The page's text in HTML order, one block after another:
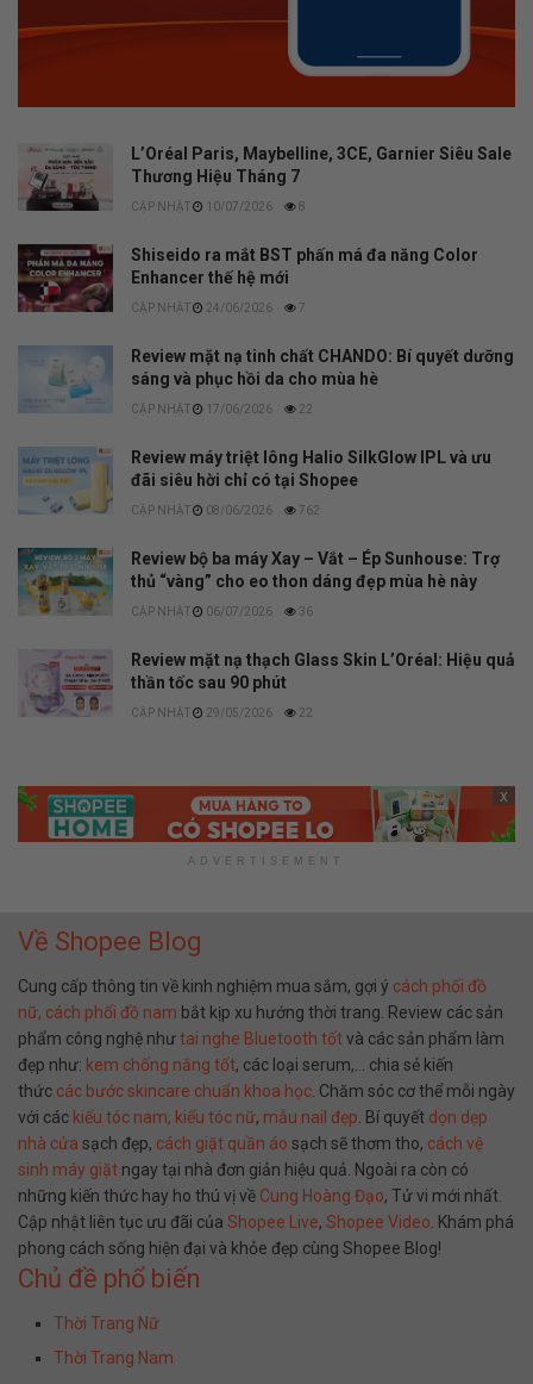
L’Oréal Paris, Maybelline, 3CE, Garnier Siêu Sale
Thương Hiệu Tháng 7
10/07/2026 8
Shiseido ra mắt BST phấn má đa năng Color
Enhancer thế hệ mới
24/06/2026 7
Review mặt nạ tinh chất CHANDO: Bí quyết dưỡng
sáng và phục hồi da cho mùa hè
17/06/2026 22
Review máy triệt lông Halio SilkGlow IPL và ưu
đãi siêu hời chỉ có tại Shopee
08/06/2026 762
Review bộ ba máy Xay – Vắt – Ép Sunhouse: Trợ
thủ “vàng” cho eo thon dáng đẹp mùa hè này
06/07/2026 36
Review mặt nạ thạch Glass Skin L’Oréal: Hiệu quả
thần tốc sau 90 phút
29/05/2026 22
x
ADVERTISEMENT
Về Shopee Blog
Cung cấp thông tin về kinh nghiệm mua sắm, gợi ý cách phối đồ
nữ, cách phối đồ nam bắt kịp xu hướng thời trang. Review các sản
phẩm công nghệ nhưtai nghe Bluetooth tốtvà các sản phẩm làm
đẹp như: kem chống nắng tốt, các loại serum,… chia sẻ kiến
thức các bước skincare chuẩn khoa học . Chăm sóc cơ thể mỗi ngày
với các kiểu tóc nam, kiểu tóc nữ, mẫu nail đẹp . Bí quyết dọn dẹp
nhà cửa sạch đẹp, cách giặt quần áo sạch sẽ thơm tho, cách vệ
sinh máy giặt ngay tại nhà đơn giản hiệu quả. Ngoài ra còn có
những kiến thức hay ho thú vị về Cung Hoàng Đạo, Tử vi mới nhất.
Cập nhật liên tục ưu đãi của Shopee Live, Shopee Video . Khám phá
phong cách sống hiện đại và khỏe đẹp cùng Shopee Blog!
Chủ đề phổ biến
Thời Trang Nữ
Thời Trang Nam